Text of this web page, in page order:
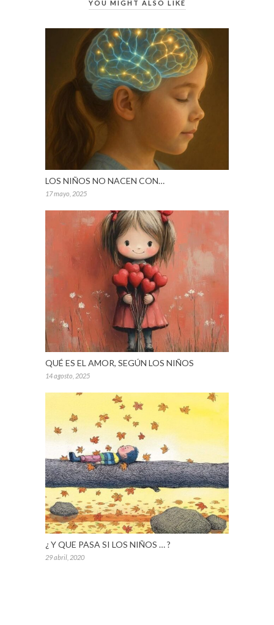
YOU MIGHT ALSO LIKE
LOS NIÑOS NO NACEN CON…
17 mayo, 2025
QUÉ ES EL AMOR, SEGÚN LOS NIÑOS
14 agosto, 2025
¿ Y QUE PASA SI LOS NIÑOS … ?
29 abril, 2020